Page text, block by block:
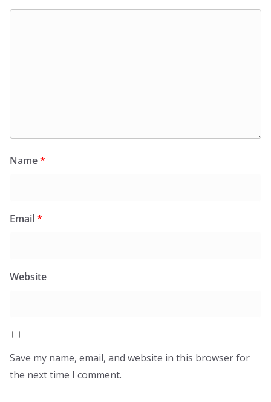
Name*
Email*
Website
Save my name, email, and website in this browser for
the next time I comment.